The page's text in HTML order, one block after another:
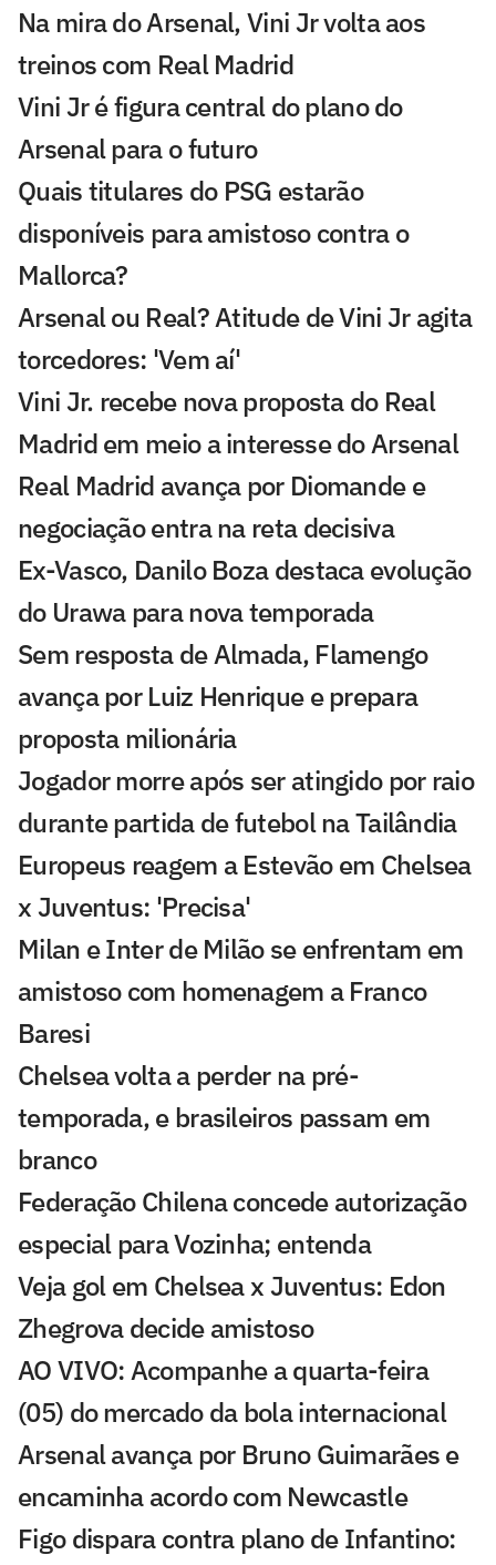
Na mira do Arsenal, Vini Jr volta aos
treinos com Real Madrid
Vini Jr é figura central do plano do
Arsenal para o futuro
Quais titulares do PSG estarão
disponíveis para amistoso contra o
Mallorca?
Arsenal ou Real? Atitude de Vini Jr agita
torcedores: 'Vem aí'
Vini Jr. recebe nova proposta do Real
Madrid em meio a interesse do Arsenal
Real Madrid avança por Diomande e
negociação entra na reta decisiva
Ex-Vasco, Danilo Boza destaca evolução
do Urawa para nova temporada
Sem resposta de Almada, Flamengo
avança por Luiz Henrique e prepara
proposta milionária
Jogador morre após ser atingido por raio
durante partida de futebol na Tailândia
Europeus reagem a Estevão em Chelsea
x Juventus: 'Precisa'
Milan e Inter de Milão se enfrentam em
amistoso com homenagem a Franco
Baresi
Chelsea volta a perder na pré-
temporada, e brasileiros passam em
branco
Federação Chilena concede autorização
especial para Vozinha; entenda
Veja gol em Chelsea x Juventus: Edon
Zhegrova decide amistoso
AO VIVO: Acompanhe a quarta-feira
(05) do mercado da bola internacional
Arsenal avança por Bruno Guimarães e
encaminha acordo com Newcastle
Figo dispara contra plano de Infantino: